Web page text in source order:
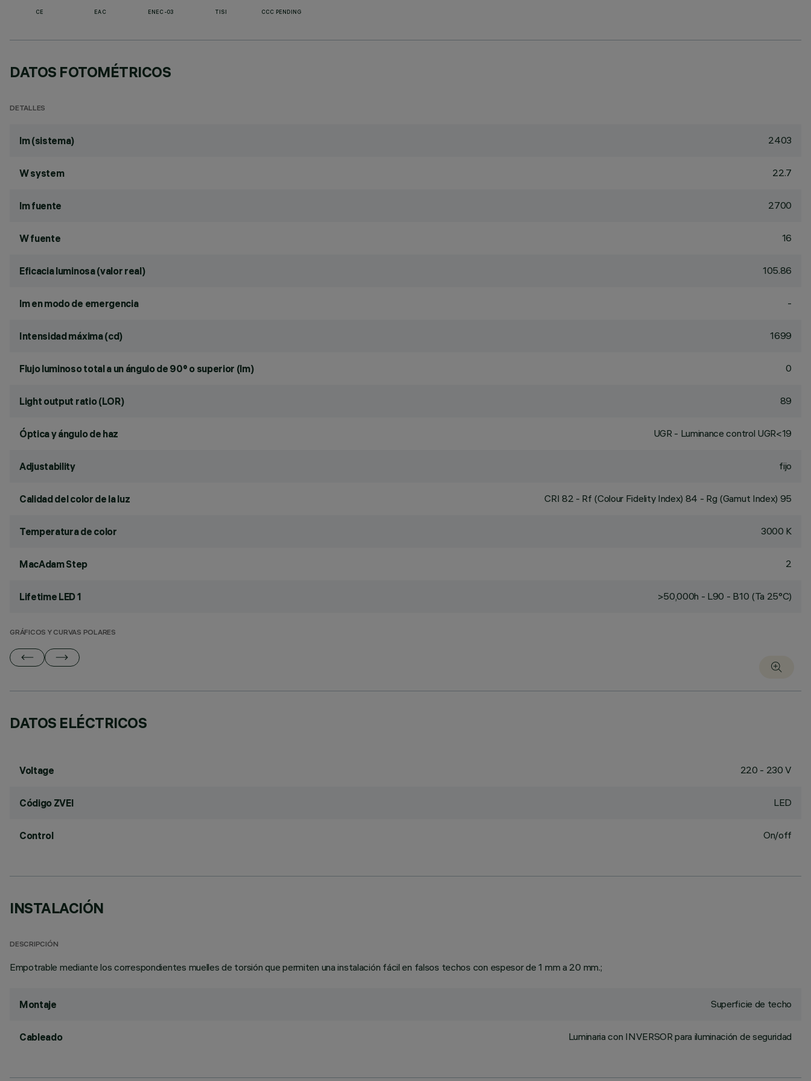
CE EAC ENEC-03 TISI CCC PENDING
DATOS FOTOMÉTRICOS
DETALLES
lm (sistema) 2403
W system 22.7
lm fuente 2700
W fuente 16
Eficacia luminosa (valor real) 105.86
lm en modo de emergencia -
Intensidad máxima (cd) 1699
Flujo luminoso total a un ángulo de 90° o superior (lm) 0
Light output ratio (LOR) 89
Óptica y ángulo de haz UGR - Luminance control UGR<19
Adjustability fijo
Calidad del color de la luz CRI 82 - Rf (Colour Fidelity Index) 84 - Rg (Gamut Index) 95
Temperatura de color 3000 K
MacAdam Step 2
Lifetime LED 1 >50,000h - L90 - B10 (Ta 25°C)
GRÁFICOS Y CURVAS POLARES
DATOS ELÉCTRICOS
Voltage 220 - 230 V
Código ZVEI LED
Control On/off
INSTALACIÓN
DESCRIPCIÓN
Empotrable mediante los correspondientes muelles de torsión que permiten una instalación fácil en falsos techos con espesor de 1 mm a 20 mm.;
Montaje Superficie de techo
Cableado Luminaria con INVERSOR para iluminación de seguridad